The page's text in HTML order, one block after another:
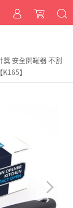
獎 安全開罐器 不割
】